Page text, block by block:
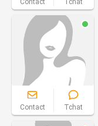
Contact Tchat
Contact Tchat